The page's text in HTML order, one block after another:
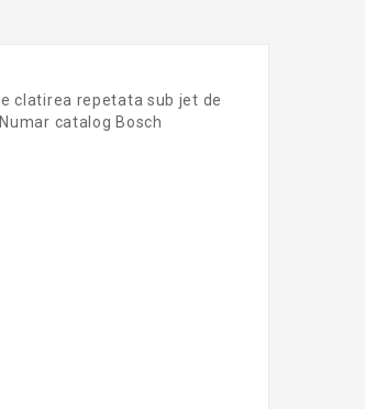
clatirea repetata sub jet de
catalog Bosch